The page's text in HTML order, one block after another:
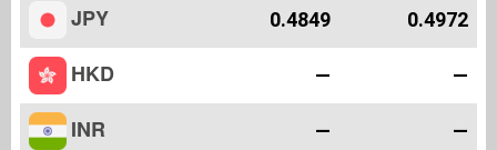
JPY 0.4849 0.4972
HKD — —
INR — —